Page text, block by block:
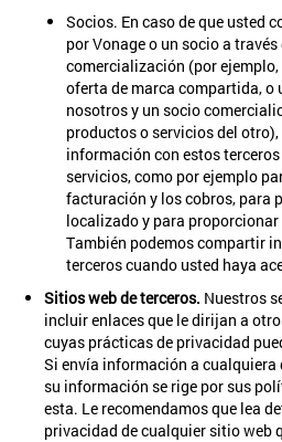
Socios. En caso de que usted
por Vonage o un socio a
comercialización (por
oferta de marca compartida, o
nosotros y un socio
productos o servicios del
información con estos
servicios, como por ejemplo
facturación y los cobros, para
localizado y para
También podemos compartir
terceros cuando usted haya
Sitios web de terceros. Nuestros
incluir enlaces que le dirijan a
cuyas prácticas de privacidad
Si envía información a cualquiera
su información se rige por sus
esta. Le recomendamos que lea
privacidad de cualquier sitio web